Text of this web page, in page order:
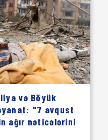
və Böyük
"7 avqust
ağır nəticələrini